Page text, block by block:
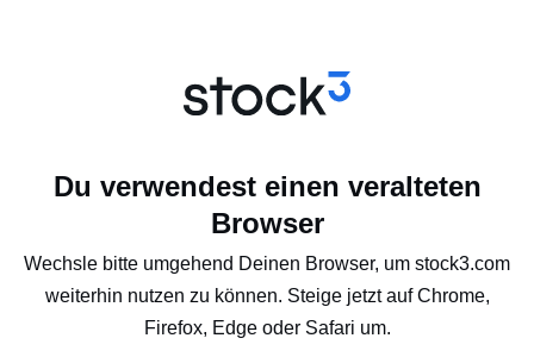
Du verwendest einen veralteten
Browser
Wechsle bitte umgehend Deinen Browser, um stock3.com
weiterhin nutzen zu können. Steige jetzt auf Chrome,
Firefox, Edge oder Safari um.